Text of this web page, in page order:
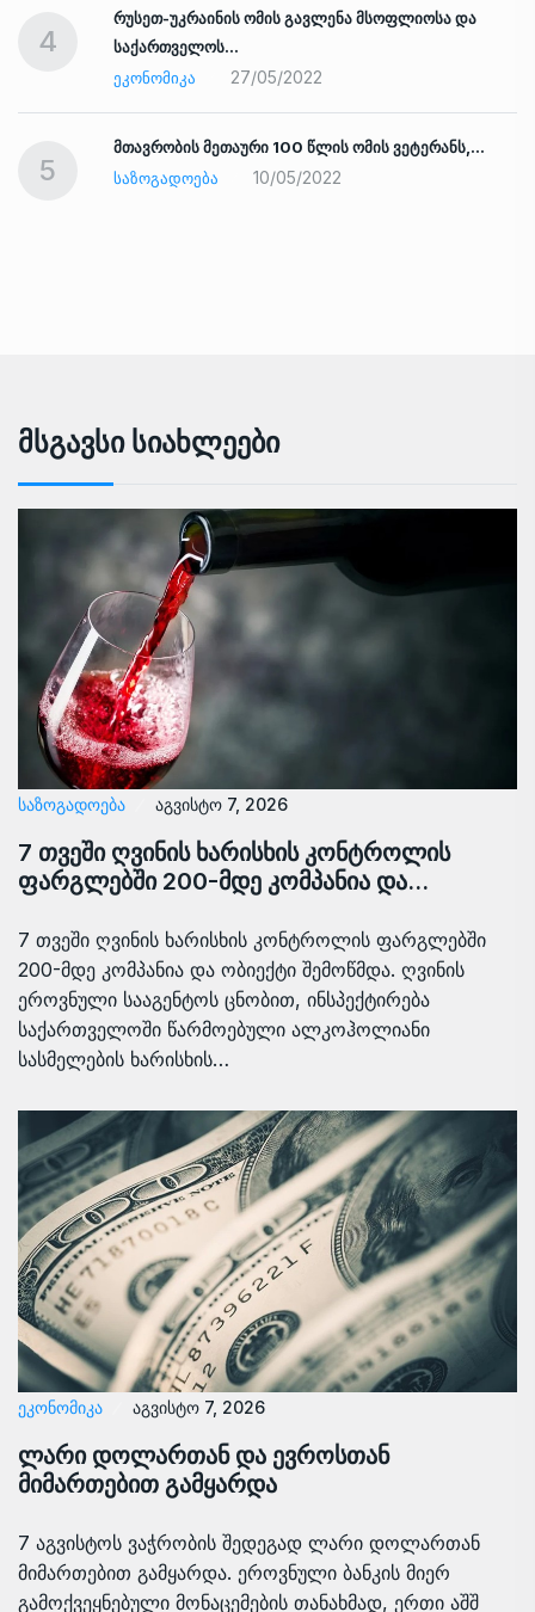
4
რუსეთ-უკრაინის ომის გავლენა მსოფლიოსა და
საქართველოს…
ᲔᲙᲝᲜᲝᲛᲘᲙᲐ
27/05/2022
5
მთავრობის მეთაური 100 წლის ომის ვეტერანს,…
ᲡᲐᲖᲝᲒᲐᲓᲝᲔᲑᲐ
10/05/2022
Მსგავსი Სიახლეები
ᲡᲐᲖᲝᲒᲐᲓᲝᲔᲑᲐ აგვისტო 7, 2026
7 თვეში ღვინის ხარისხის კონტროლის
ფარგლებში 200-მდე კომპანია და…
7 თვეში ღვინის ხარისხის კონტროლის ფარგლებში
200-მდე კომპანია და ობიექტი შემოწმდა. ღვინის
ეროვნული სააგენტოს ცნობით, ინსპექტირება
საქართველოში წარმოებული ალკოჰოლიანი
სასმელების ხარისხის…
ᲔᲙᲝᲜᲝᲛᲘᲙᲐ აგვისტო 7, 2026
ლარი დოლართან და ევროსთან
მიმართებით გამყარდა
7 აგვისტოს ვაჭრობის შედეგად ლარი დოლართან
მიმართებით გამყარდა. ეროვნული ბანკის მიერ
გამოქვეყნებული მონაცემების თანახმად, ერთი აშშ